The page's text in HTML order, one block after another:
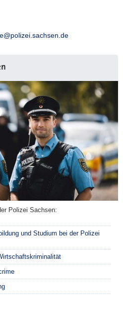
Polizei Sachsen:
und Studium bei der Polizei